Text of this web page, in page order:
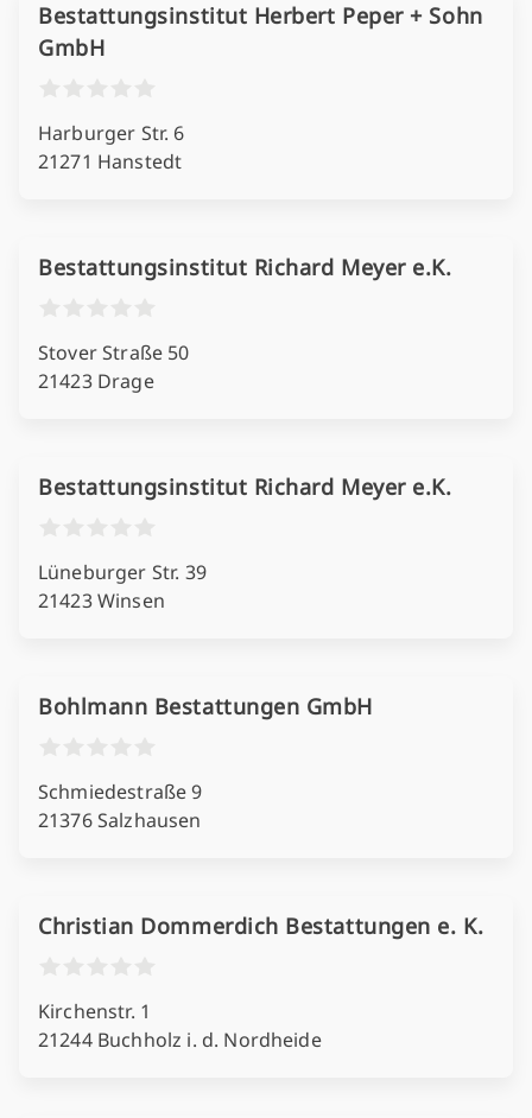
Bestattungsinstitut Herbert Peper + Sohn
GmbH
Harburger Str. 6
21271 Hanstedt
Bestattungsinstitut Richard Meyer e.K.
Stover Straße 50
21423 Drage
Bestattungsinstitut Richard Meyer e.K.
Lüneburger Str. 39
21423 Winsen
Bohlmann Bestattungen GmbH
Schmiedestraße 9
21376 Salzhausen
Christian Dommerdich Bestattungen e. K.
Kirchenstr. 1
21244 Buchholz i. d. Nordheide